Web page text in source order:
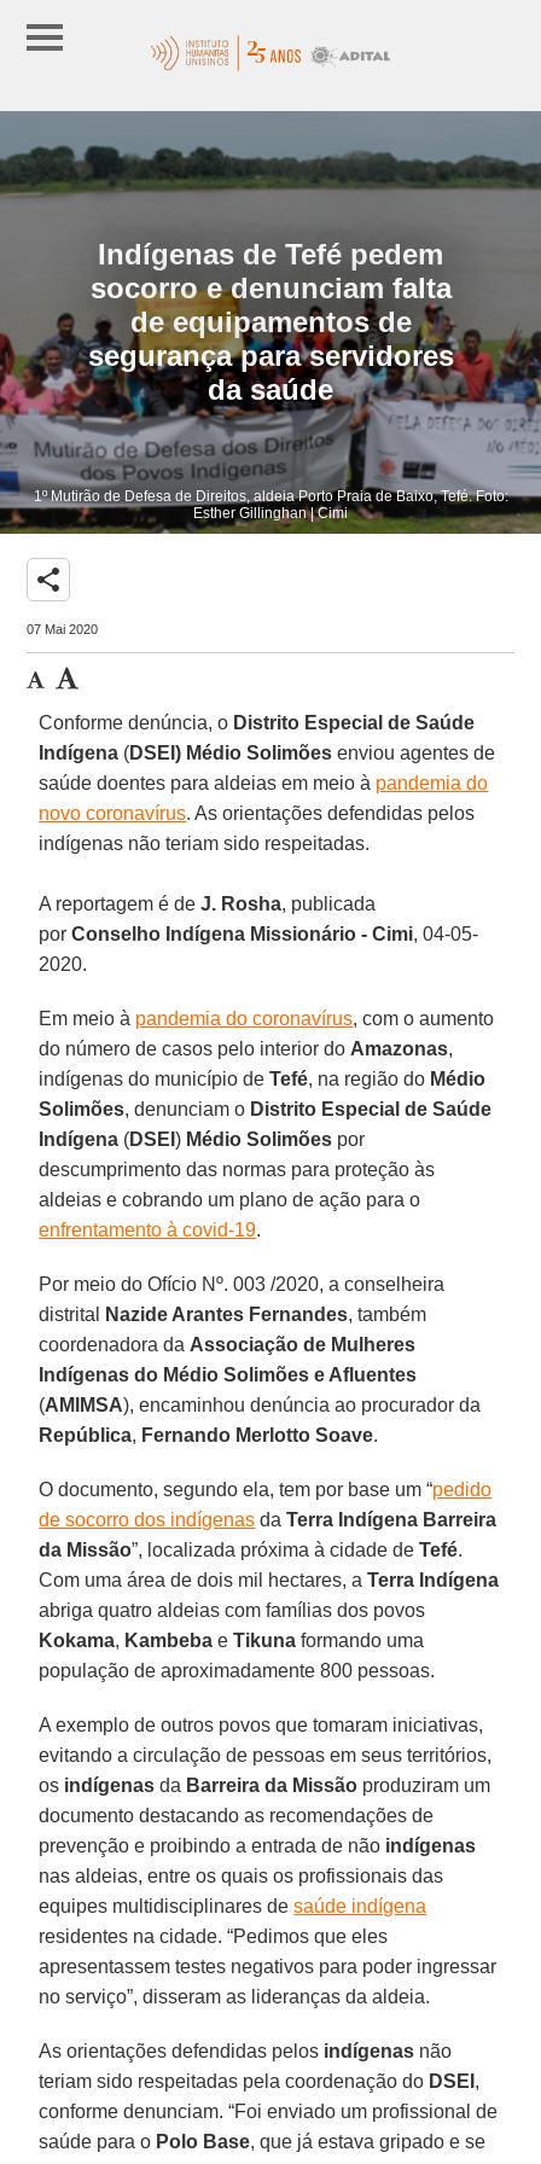
Indígenas de Tefé pedem
socorro e denunciam falta
de equipamentos de
segurança para servidores
da saúde
1º Mutirão de Defesa de Direitos, aldeia Porto Praia de Baixo, Tefé. Foto:
Esther Gillinghan | Cimi
share
07 Mai 2020
Conforme denúncia, o Distrito Especial de Saúde
Indígena (DSEI) Médio Solimões enviou agentes de
saúde doentes para aldeias em meio à pandemia do
novo coronavírus. As orientações defendidas pelos
indígenas não teriam sido respeitadas.
A reportagem é deJ. Rosha, publicada
porConselho Indígena Missionário - Cimi, 04-05-
2020.
Em meio à pandemia do coronavírus, com o aumento
do número de casos pelo interior do Amazonas,
indígenas do município deTefé, na região do Médio
Solimões, denunciam o Distrito Especial de Saúde
Indígena (DSEI) Médio Solimões por
descumprimento das normas para proteção às
aldeias e cobrando um plano de ação para o
enfrentamento à covid-19.
Por meio do Ofício Nº. 003 /2020, a conselheira
distrital
Nazide Arantes Fernandes, também
coordenadora da Associação de Mulheres
Indígenas do Médio Solimões e Afluentes
(AMIMSA), encaminhou denúncia ao procurador da
República, Fernando Merlotto Soave.
O documento, segundo ela, tem por base um “pedido
de socorro dos indígenas daTerra Indígena Barreira
da Missão”, localizada próxima à cidade deTefé.
Com uma área de dois mil hectares, aTerra Indígena
abriga quatro aldeias com famílias dos povos
Kokama, Kambeba eTikuna formando uma
população de aproximadamente 800 pessoas.
A exemplo de outros povos que tomaram iniciativas,
evitando a circulação de pessoas em seus territórios,
os indígenas da Barreira da Missão produziram um
documento destacando as recomendações de
prevenção e proibindo a entrada de não indígenas
nas aldeias, entre os quais os profissionais das
equipes multidisciplinares desaúde indígena
residentes na cidade. “Pedimos que eles
apresentassem testes negativos para poder ingressar
no serviço”, disseram as lideranças da aldeia.
As orientações defendidas pelos indígenas não
teriam sido respeitadas pela coordenação do DSEI ,
conforme denunciam. “Foi enviado um profissional de
saúde para o Polo Base, que já estava gripado e se